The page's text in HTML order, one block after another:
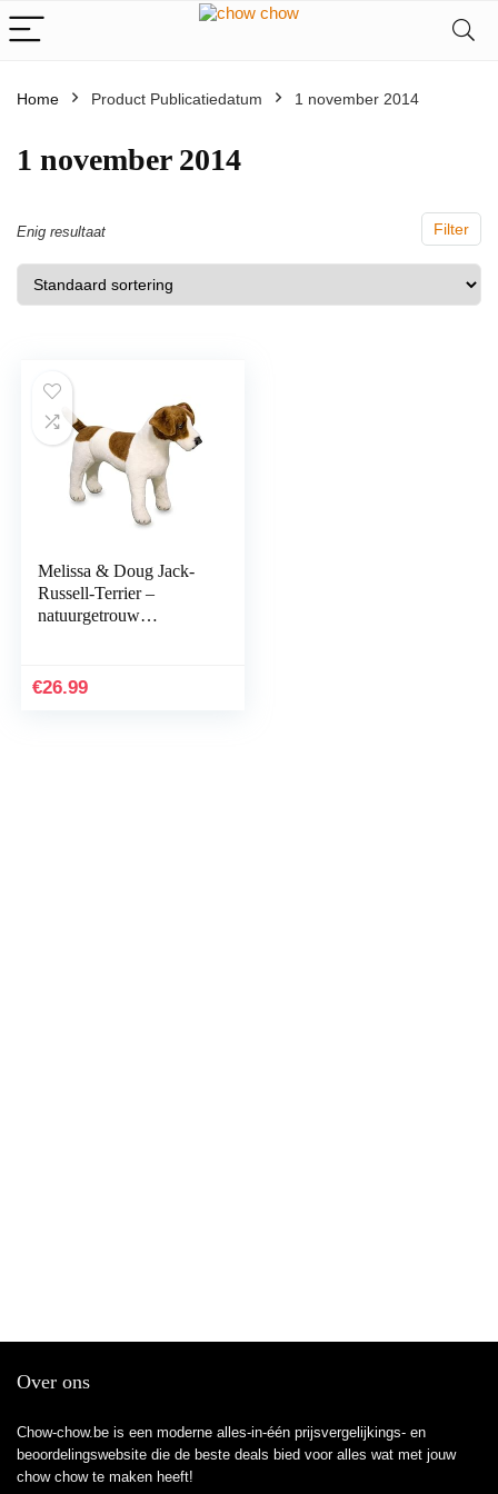
Home Product Publicatiedatum ‎1 november 2014
‎1 november 2014
Filter
Enig resultaat
Melissa & Doug Jack-
Russell-Terrier –
natuurgetrouw
gezichtsuitdrukking.
€26.99
Over ons
Chow-chow.be is een moderne alles-in-één prijsvergelijkings- en
beoordelingswebsite die de beste deals bied voor alles wat met jouw
chow chow te maken heeft!